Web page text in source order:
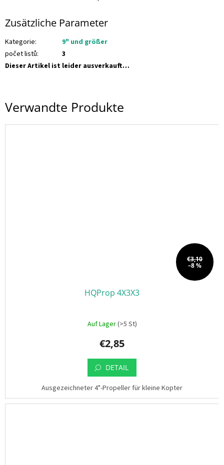
t
🗺️
U
R
/
o
g
n
Verwandte Produkte
€3,10
–8 %
HQProp 4X3X3
Auf Lager(>5 St)
€2,85
DETAIL
Ausgezeichneter 4"-Propeller für kleine Kopter
Zusätzliche Parameter
Kategorie:
9" und größer
počet listů:
3
Dieser Artikel ist leider ausverkauft…